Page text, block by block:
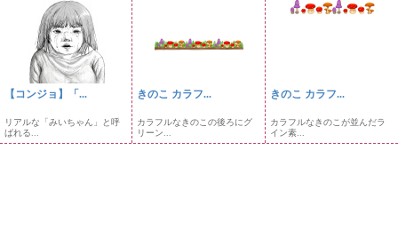
【コンジョ】「...
リアルな「みいちゃん」と呼
ばれる...
きのこ カラフ...
カラフルなきのこの後ろにグ
リーン...
きのこ カラフ...
カラフルなきのこが並んだラ
イン素...